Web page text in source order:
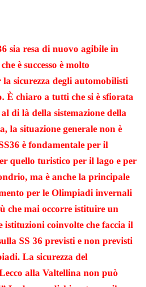
sia resa di nuovo agibile in
è successo è molto
la sicurezza degli automobilisti
È chiaro a tutti che si è sfiorata
di là della sistemazione della
la situazione generale non è
è fondamentale per il
quello turistico per il lago e per
ma è anche la principale
per le Olimpiadi invernali
che mai occorre istituire un
istituzioni coinvolte che faccia il
SS 36 previsti e non previsti
La sicurezza del
alla Valtellina non può